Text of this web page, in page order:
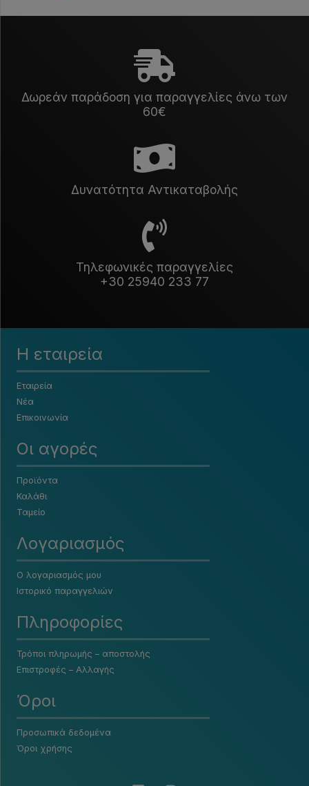
Δωρεάν παράδοση για παραγγελίες άνω των
60€
Δυνατότητα Αντικαταβολής
Τηλεφωνικές παραγγελίες
+30 25940 233 77
Η εταιρεία
Εταιρεία
Νέα
Επικοινωνία
Οι αγορές
Προϊόντα
Καλάθι
Ταμείο
Λογαριασμός
Ο λογαριασμός μου
Ιστορικό παραγγελιών
Πληροφορίες
Τρόποι πληρωμής – αποστολής
Επιστροφές – Αλλαγής
Όροι
Προσωπικά δεδομένα
Όροι χρήσης